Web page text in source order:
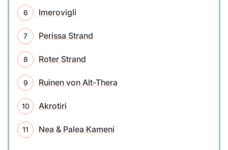
Imerovigli
Perissa Strand
Roter Strand
Ruinen von Alt-Thera
Akrotiri
Nea & Palea Kameni